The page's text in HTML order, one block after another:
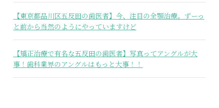
【東京都品川区五反田の歯医者】今、注目の全顎治療。ずーっ
と前から当然のようにやっていますけど
【矯正治療で有名な五反田の歯医者】写真ってアングルが大
事！歯科業界のアングルはもっと大事！！